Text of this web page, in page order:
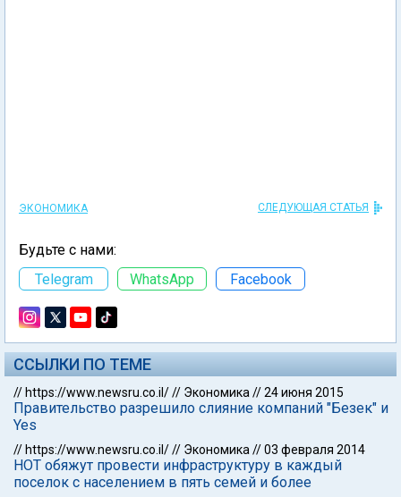
ЭКОНОМИКА СЛЕДУЮЩАЯ СТАТЬЯ
Будьте с нами:
Telegram
WhatsApp Facebook
ССЫЛКИ ПО ТЕМЕ
// https://www.newsru.co.il/// Экономика //24 июня 2015
Правительство разрешило слияние компаний "Безек" и
Yes
// https://www.newsru.co.il/// Экономика //03 февраля 2014
HOT обяжут провести инфраструктуру в каждый
поселок с населением в пять семей и более